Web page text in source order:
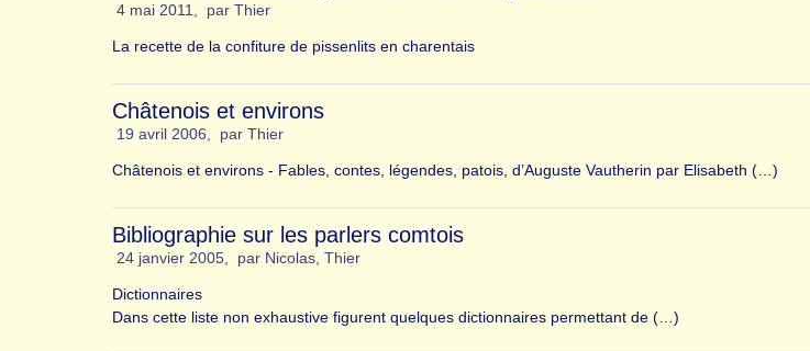
4 mai 2011, par Thier
La recette de la confiture de pissenlits en charentais
Châtenois et environs
19 avril 2006, par Thier
Châtenois et environs - Fables, contes, légendes, patois, d’Auguste Vautherin par Elisabeth (…)
Bibliographie sur les parlers comtois
24 janvier 2005, par Nicolas, Thier
Dictionnaires
Dans cette liste non exhaustive figurent quelques dictionnaires permettant de (…)